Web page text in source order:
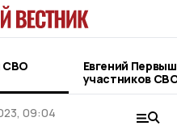
СВО
Евгений
участников
фонда
09:04